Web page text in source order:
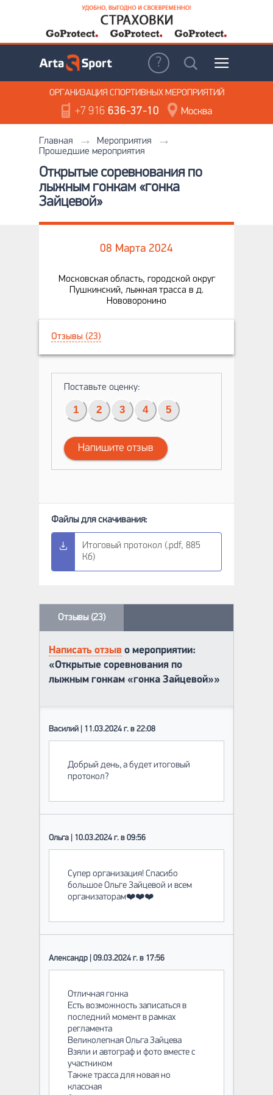
ОРГАНИЗАЦИЯ СПОРТИВНЫХ МЕРОПРИЯТИЙ
+7 916636-37-10 Москва
Главная
Мероприятия
Прошедшие мероприятия
Открытые соревнования по
лыжным гонкам «гонка
Зайцевой»
08 Марта 2024
Московская область, городской округ
Пушкинский, лыжная трасса в д.
Нововоронино
Отзывы (23)
Поставьте оценку:
1 2 3 4 5
Напишите отзыв
Итоговый протокол (.pdf, 885
Кб)
Отзывы (23)
Написать отзыв о мероприятии:
«Открытые соревнования по
лыжным гонкам «гонка Зайцевой»»
Василий | 11.03.2024 г. в 22:08
Добрый день, а будет итоговый
протокол?
Ольга | 10.03.2024 г. в 09:56
Супер организация! Спасибо
большое Ольге Зайцевой и всем
организаторам❤️❤️❤️
Александр | 09.03.2024 г. в 17:56
Отличная гонка
Есть возможность записаться в
последний момент в рамках
регламента
Великолепная Ольга Зайцева
Взяли и автограф и фото вместе с
участником
Также трасса для новая но
классная